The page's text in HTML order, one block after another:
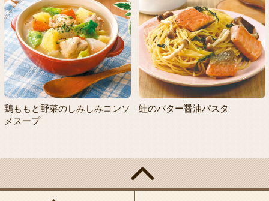
鶏ももと野菜のしみしみコンソ
メスープ
鮭のバター醤油パスタ